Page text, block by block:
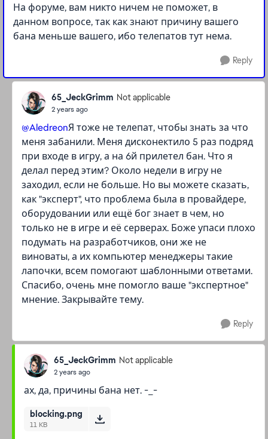
На форуме, вам никто ничем не поможет, в
данном вопросе, так как знают причину вашего
бана меньше вашего, ибо телепатов тут нема.
Reply
65_JeckGrimm Not applicable
2 years ago
@AledreonЯ тоже не телепат, чтобы знать за что
меня забанили. Меня дисконектило 5 раз подряд
при входе в игру, а на 6й прилетел бан. Что я
делал перед этим? Около недели в игру не
заходил, если не больше. Но вы можете сказать,
как "эксперт", что проблема была в провайдере,
оборудовании или ещё бог знает в чем, но
только не в игре и её серверах. Боже упаси плохо
подумать на разработчиков, они же не
виноваты, а их компьютер менеджеры такие
лапочки, всем помогают шаблонными ответами.
Спасибо, очень мне помогло ваше "экспертное"
мнение. Закрывайте тему.
Reply
65_JeckGrimm Not applicable
2 years ago
ах, да, причины бана нет. -_-
blocking.png
11 KB